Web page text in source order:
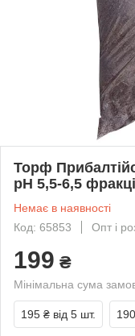
Торф
рН 5,5-6,5
Немає в наявності
Код: 65853
Опт і
199 ₴
Мінімальна сума
195 ₴ від 5 шт.